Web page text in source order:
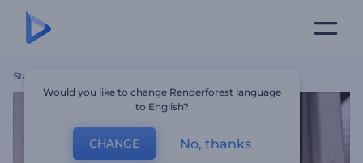
Startseite
Would you like to change Renderforest language
to English?
CHANGE No, thanks